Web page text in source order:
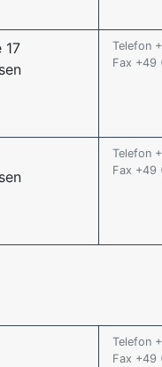
17
Telefon
Fax +49
Telefon
Fax +49
Telefon
Fax +49